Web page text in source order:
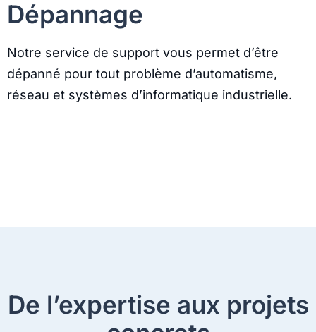
Dépannage
Notre service de support vous permet d’être
dépanné pour tout problème d’automatisme,
réseau et systèmes d’informatique industrielle.
De l’expertise aux projets